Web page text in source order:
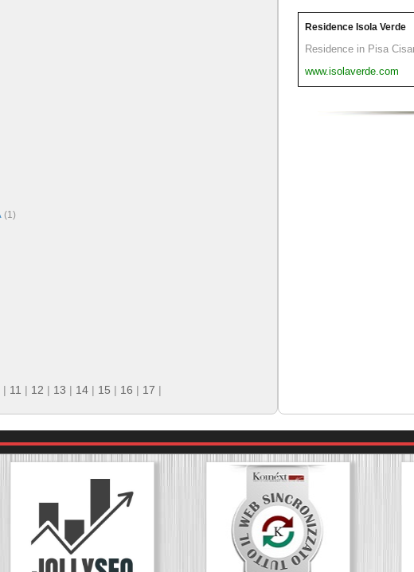
(1)
| 11 | 12 | 13 | 14 | 15 | 16 | 17 |
Residence Isola Verde
Residence in Pisa
www.isolaverde.com